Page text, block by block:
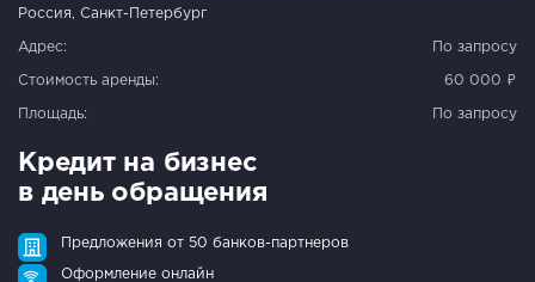
Россия, Санкт-Петербург
Адрес: По запросу
Стоимость аренды: 60 000 ₽
Площадь: По запросу
Кредит на бизнес
в день обращения
Предложения от 50 банков-партнеров
Оформление онлайн